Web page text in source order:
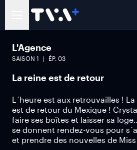
L'Agence
SAISON 1 ÉP. 03
La reine est de retour
L´heure est aux retrouvailles !
est de retour du Mexique !
faire ses boîtes et laisser sa
se donnent rendez-vous pour
et prendre des nouvelles de